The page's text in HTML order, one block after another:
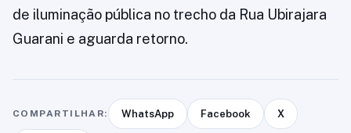
de iluminação pública no trecho da Rua Ubirajara
Guarani e aguarda retorno.
COMPARTILHAR: WhatsApp Facebook X